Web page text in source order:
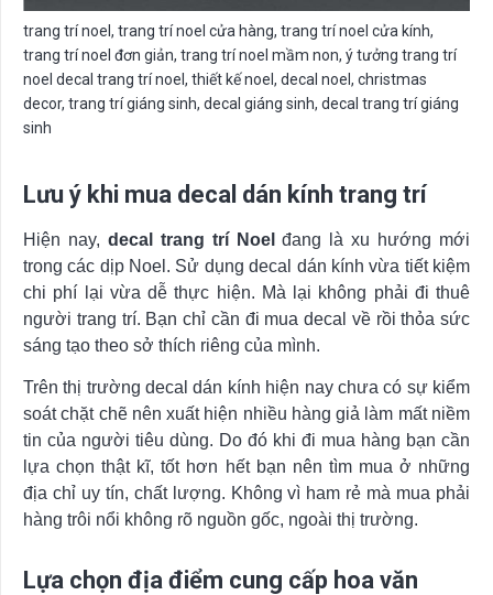
trang trí noel, trang trí noel cửa hàng, trang trí noel cửa kính,
trang trí noel đơn giản, trang trí noel mầm non, ý tưởng trang trí
noel decal trang trí noel, thiết kế noel, decal noel, christmas
decor, trang trí giáng sinh, decal giáng sinh, decal trang trí giáng
sinh
Lưu ý khi mua decal dán kính trang trí
Hiện nay, decal trang trí Noel đang là xu hướng mới
trong các dịp Noel. Sử dụng decal dán kính vừa tiết kiệm
chi phí lại vừa dễ thực hiện. Mà lại không phải đi thuê
người trang trí. Bạn chỉ cần đi mua decal về rồi thỏa sức
sáng tạo theo sở thích riêng của mình.
Trên thị trường decal dán kính hiện nay chưa có sự kiểm
soát chặt chẽ nên xuất hiện nhiều hàng giả làm mất niềm
tin của người tiêu dùng. Do đó khi đi mua hàng bạn cần
lựa chọn thật kĩ, tốt hơn hết bạn nên tìm mua ở những
địa chỉ uy tín, chất lượng. Không vì ham rẻ mà mua phải
hàng trôi nổi không rõ nguồn gốc, ngoài thị trường.
Lựa chọn địa điểm cung cấp hoa văn